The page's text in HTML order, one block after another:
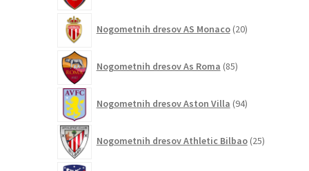
Nogometnih dresov AS Monaco 20izdelkov
Nogometnih dresov As Roma 85izdelkov
Nogometnih dresov Aston Villa 94izdelkov
Nogometnih dresov Athletic Bilbao 25izdelkov